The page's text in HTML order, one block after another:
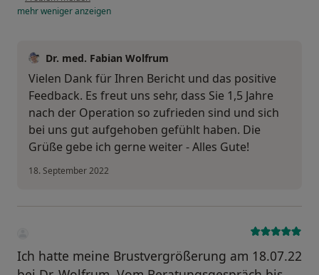
mehrwenigeranzeigen
Dr. med. Fabian Wolfrum
Vielen Dank für Ihren Bericht und das positive
Feedback. Es freut uns sehr, dass Sie 1,5 Jahre
nach der Operation so zufrieden sind und sich
bei uns gut aufgehoben gefühlt haben. Die
Grüße gebe ich gerne weiter - Alles Gute!
18. September 2022
Ich hatte meine Brustvergrößerung am 18.07.22